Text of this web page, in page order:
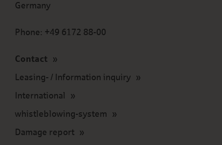
Germany
Phone: +49 6172 88-00
Contact
Leasing- / Information inquiry
International
whistleblowing-system
Damage report